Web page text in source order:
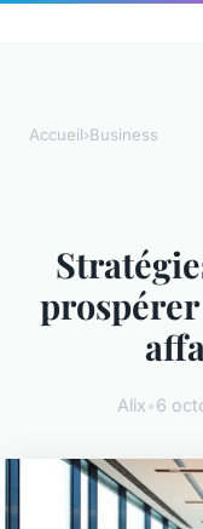
Accueil›Business
Alix•6